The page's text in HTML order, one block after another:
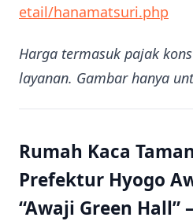
etail/hanamatsuri.php
Harga termasuk pajak
layanan. Gambar hanya
Rumah Kaca
Prefektur Hyogo
“Awaji Green Hall”